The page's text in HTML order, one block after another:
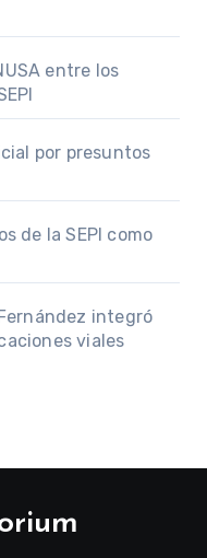
entre los
por presuntos
de la SEPI como
integró
viales